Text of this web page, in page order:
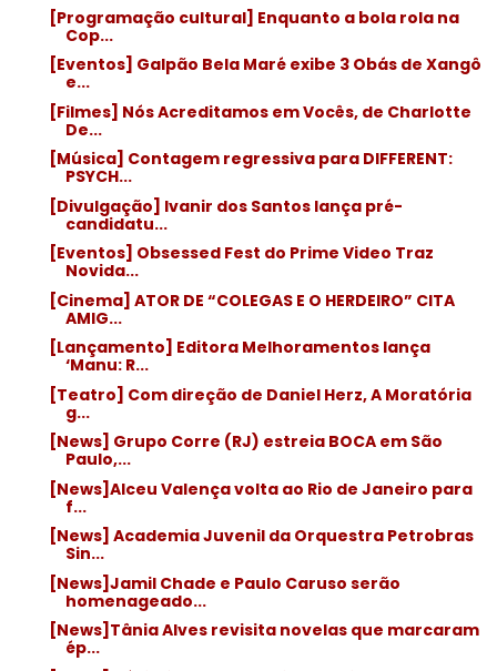
[Programação cultural] Enquanto a bola rola na
Cop...
[Eventos] Galpão Bela Maré exibe 3 Obás de Xangô
e...
[Filmes] Nós Acreditamos em Vocês, de Charlotte
De...
[Música] Contagem regressiva para DIFFERENT:
PSYCH...
[Divulgação] Ivanir dos Santos lança pré-
candidatu...
[Eventos] Obsessed Fest do Prime Video Traz
Novida...
[Cinema] ATOR DE “COLEGAS E O HERDEIRO” CITA
AMIG...
[Lançamento] Editora Melhoramentos lança
‘Manu: R...
[Teatro] Com direção de Daniel Herz, A Moratória
g...
[News] Grupo Corre (RJ) estreia BOCA em São
Paulo,...
[News]Alceu Valença volta ao Rio de Janeiro para
f...
[News] Academia Juvenil da Orquestra Petrobras
Sin...
[News]Jamil Chade e Paulo Caruso serão
homenageado...
[News]Tânia Alves revisita novelas que marcaram
ép...